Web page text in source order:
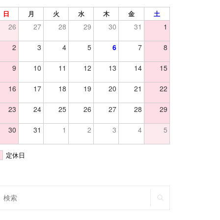
日 月 火 水 木 金 土
26 27 28 29 30 31 1
2 3 4 5 6 7 8
9 10 11 12 13 14 15
16 17 18 19 20 21 22
23 24 25 26 27 28 29
30 31 1 2 3 4 5
定休日